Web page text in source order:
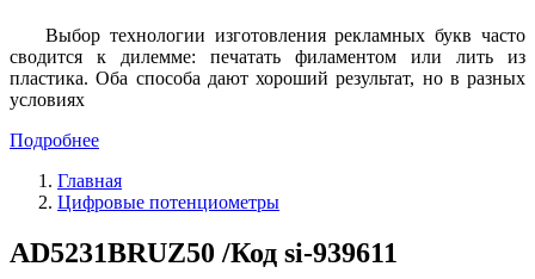
Выбор технологии изготовления рекламных букв часто
сводится к дилемме: печатать филаментом или лить из
пластика. Оба способа дают хороший результат, но в разных
условиях
Подробнее
Главная
Цифровые потенциометры
AD5231BRUZ50 /Код si-939611